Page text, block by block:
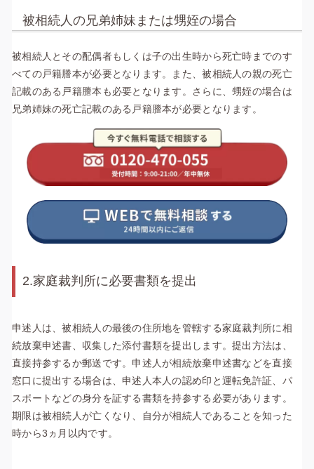
被相続人の兄弟姉妹または甥姪の場合
被相続人とその配偶者もしくは子の出生時から死亡時までのす
べての戸籍謄本が必要となります。また、被相続人の親の死亡
記載のある戸籍謄本も必要となります。さらに、甥姪の場合は
兄弟姉妹の死亡記載のある戸籍謄本が必要となります。
2.家庭裁判所に必要書類を提出
申述人は、被相続人の最後の住所地を管轄する家庭裁判所に相
続放棄申述書、収集した添付書類を提出します。提出方法は、
直接持参するか郵送です。申述人が相続放棄申述書などを直接
窓口に提出する場合は、申述人本人の認め印と運転免許証、パ
スポートなどの身分を証する書類を持参する必要があります。
期限は被相続人が亡くなり、自分が相続人であることを知った
時から3ヵ月以内です。